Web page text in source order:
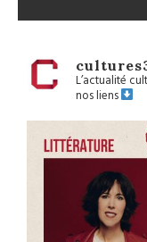
L’actualité
nos liens